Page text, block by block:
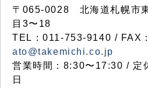
〒065-0028 北海道札幌市
目3〜18
TEL：011-753-9140 / FAX
ato@takemichi.co.jp
営業時間：8:30〜17:30 / 定
日